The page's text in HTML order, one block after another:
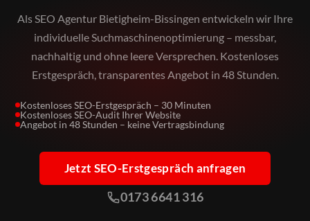
Als SEO Agentur Bietigheim-Bissingen entwickeln wir Ihre
individuelle Suchmaschinenoptimierung – messbar,
nachhaltig und ohne leere Versprechen. Kostenloses
Erstgespräch, transparentes Angebot in 48 Stunden.
Kostenloses SEO-Erstgespräch – 30 Minuten
Kostenloses SEO-Audit Ihrer Website
Angebot in 48 Stunden – keine Vertragsbindung
Jetzt SEO-Erstgespräch anfragen
0173 6641 316